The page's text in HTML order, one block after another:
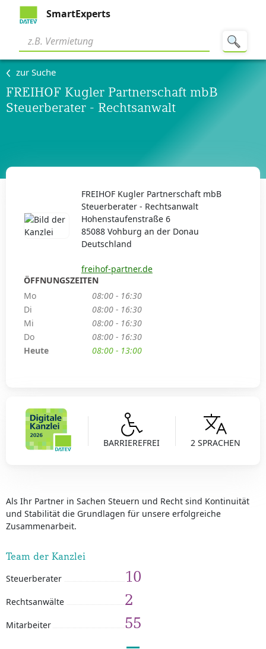
SmartExperts
zur Suche
FREIHOF Kugler Partnerschaft mbB
Steuerberater - Rechtsanwalt
BARRIEREFREI 2 SPRACHEN
Als Ihr Partner in Sachen Steuern und Recht sind Kontinuität
und Stabilität die Grundlagen für unsere erfolgreiche
Zusammenarbeit.
Team der Kanzlei
Steuerberater 10
Rechtsanwälte 2
Mitarbeiter 55
FREIHOF Kugler Partnerschaft mbB
Steuerberater - Rechtsanwalt
Hohenstaufenstraße 6
85088 Vohburg an der Donau
Deutschland
freihof-partner.de
ÖFFNUNGSZEITEN
Mo
08:00 - 16:30
Di
08:00 - 16:30
Mi
08:00 - 16:30
Do
08:00 - 16:30
Heute
08:00 - 13:00